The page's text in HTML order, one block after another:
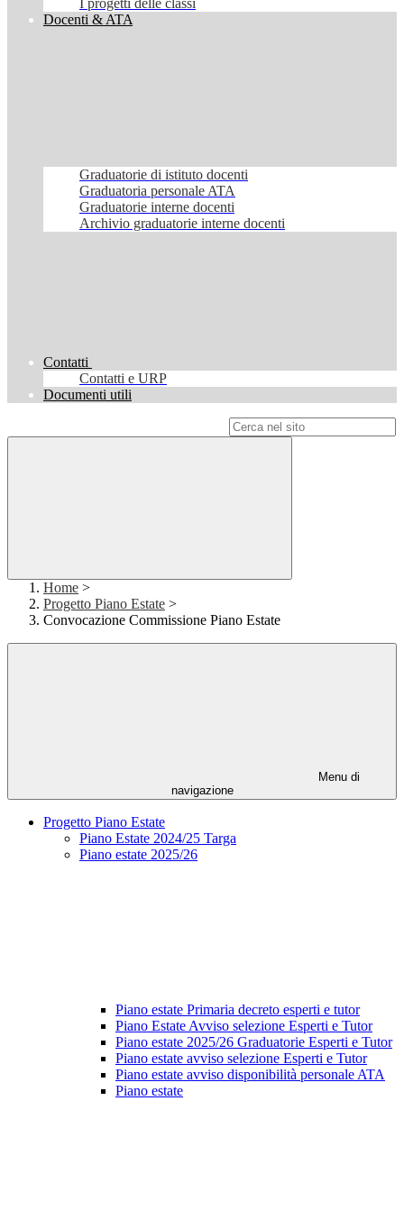
I progetti delle classi
Docenti & ATA
Graduatorie di istituto docenti
Graduatoria personale ATA
Graduatorie interne docenti
Archivio graduatorie interne docenti
Contatti
Contatti e URP
Documenti utili
Home >
Progetto Piano Estate >
Convocazione Commissione Piano Estate
Menu di
navigazione
Progetto Piano Estate
Piano Estate 2024/25 Targa
Piano estate 2025/26
Piano estate Primaria decreto esperti e tutor
Piano Estate Avviso selezione Esperti e Tutor
Piano estate 2025/26 Graduatorie Esperti e Tutor
Piano estate avviso selezione Esperti e Tutor
Piano estate avviso disponibilità personale ATA
Piano estate